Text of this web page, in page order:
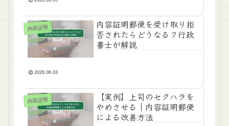
内容証明
内容証明郵便を受け取り拒
否されたらどうなる？行政
書士が解説
2026.06.03
内容証明
【実例】上司のセクハラを
やめさせる｜内容証明郵便
による改善方法